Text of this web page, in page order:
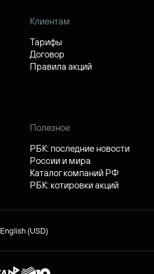
Клиентам
Тарифы
Договор
Правила акций
Полезное
РБК: последние новости
России и мира
Каталог компаний РФ
РБК: котировки акций
English (USD)